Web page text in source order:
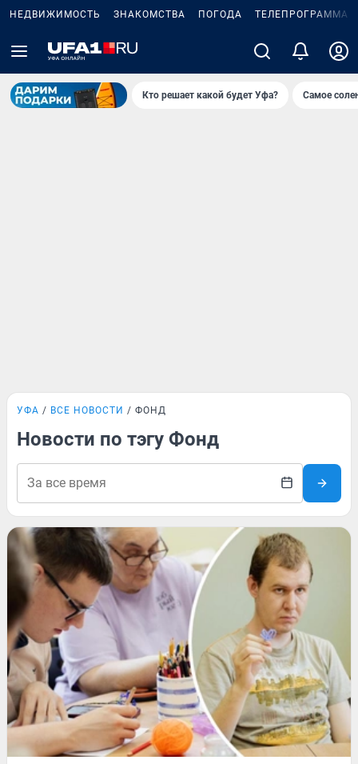
НЕДВИЖИМОСТЬ ЗНАКОМСТВА ПОГОДА ТЕЛЕПРОГРАММА
Кто решает какой будет Уфа? Самое
УФА ВСЕ НОВОСТИ ФОНД
Новости по тэгу Фонд